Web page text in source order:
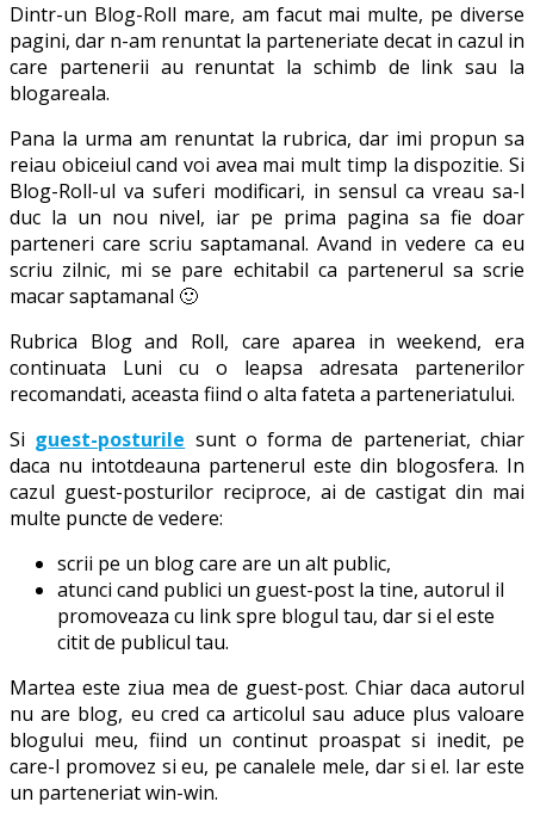
Dintr-un Blog-Roll mare, am facut mai multe, pe diverse
pagini, dar n-am renuntat la parteneriate decat in cazul in
care partenerii au renuntat la schimb de link sau la
blogareala.
Pana la urma am renuntat la rubrica, dar imi propun sa
reiau obiceiul cand voi avea mai mult timp la dispozitie. Si
Blog-Roll-ul va suferi modificari, in sensul ca vreau sa-l
duc la un nou nivel, iar pe prima pagina sa fie doar
parteneri care scriu saptamanal. Avand in vedere ca eu
scriu zilnic, mi se pare echitabil ca partenerul sa scrie
macar saptamanal 🙂
Rubrica Blog and Roll, care aparea in weekend, era
continuata Luni cu o leapsa adresata partenerilor
recomandati, aceasta fiind o alta fateta a parteneriatului.
Si guest-posturile sunt o forma de parteneriat, chiar
daca nu intotdeauna partenerul este din blogosfera. In
cazul guest-posturilor reciproce, ai de castigat din mai
multe puncte de vedere:
scrii pe un blog care are un alt public,
atunci cand publici un guest-post la tine, autorul il
promoveaza cu link spre blogul tau, dar si el este
citit de publicul tau.
Martea este ziua mea de guest-post. Chiar daca autorul
nu are blog, eu cred ca articolul sau aduce plus valoare
blogului meu, fiind un continut proaspat si inedit, pe
care-l promovez si eu, pe canalele mele, dar si el. Iar este
un parteneriat win-win.